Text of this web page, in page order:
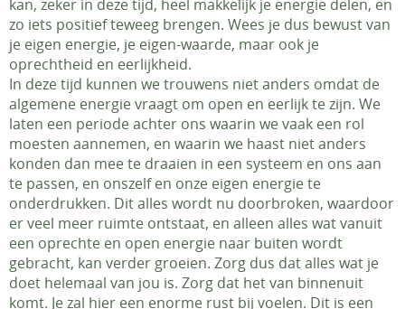
kan, zeker in deze tijd, heel makkelijk je energie delen, en
zo iets positief teweeg brengen. Wees je dus bewust van
je eigen energie, je eigen-waarde, maar ook je
oprechtheid en eerlijkheid.
In deze tijd kunnen we trouwens niet anders omdat de
algemene energie vraagt om open en eerlijk te zijn. We
laten een periode achter ons waarin we vaak een rol
moesten aannemen, en waarin we haast niet anders
konden dan mee te draaien in een systeem en ons aan
te passen, en onszelf en onze eigen energie te
onderdrukken. Dit alles wordt nu doorbroken, waardoor
er veel meer ruimte ontstaat, en alleen alles wat vanuit
een oprechte en open energie naar buiten wordt
gebracht, kan verder groeien. Zorg dus dat alles wat je
doet helemaal van jou is. Zorg dat het van binnenuit
komt. Je zal hier een enorme rust bij voelen. Dit is een